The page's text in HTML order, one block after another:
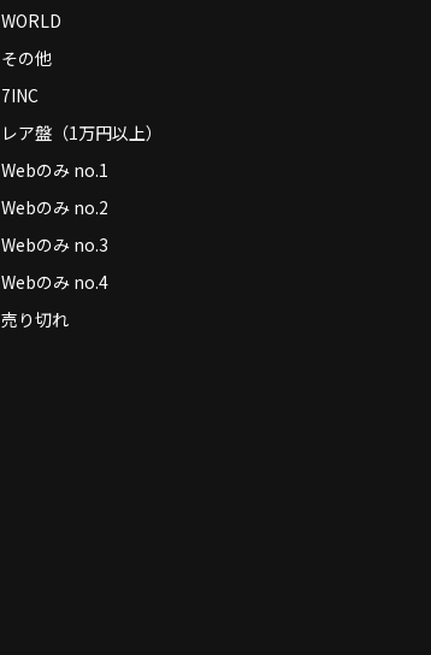
WORLD
その他
7INC
レア盤（1万円以上）
Webのみ no.1
Webのみ no.2
Webのみ no.3
Webのみ no.4
売り切れ